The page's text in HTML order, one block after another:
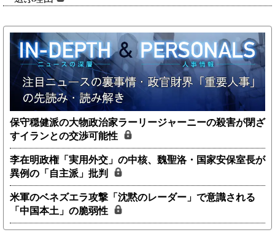
保守穏健派の大物政治家ラーリージャーニーの殺害が閉ざ
すイランとの交渉可能性
李在明政権「実用外交」の中核、魏聖洛・国家安保室長が
異例の「自主派」批判
米軍のベネズエラ攻撃「沈黙のレーダー」で意識される
「中国本土」の脆弱性